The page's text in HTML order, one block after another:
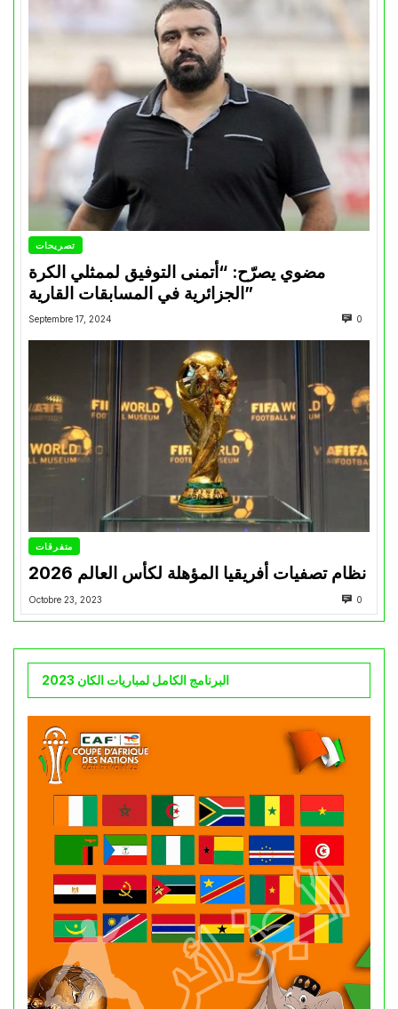
تصريحات
مضوي يصرّح: “أتمنى التوفيق لممثلي الكرة
الجزائرية في المسابقات القارية”
Septembre 17, 2024 0
متفرقات
نظام تصفيات أفريقيا المؤهلة لكأس العالم 2026
Octobre 23, 2023 0
البرنامج الكامل لمباريات الكان 2023